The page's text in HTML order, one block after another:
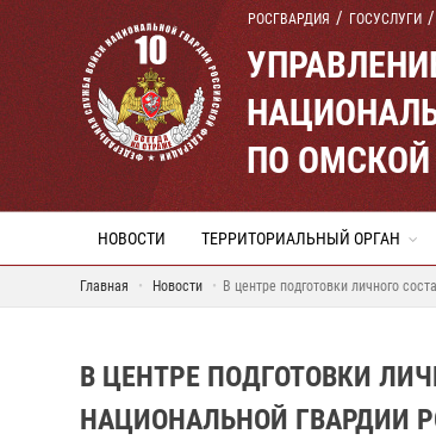
РОСГВАРДИЯ ГОСУСЛУГИ
ПО
НОВОСТИ ТЕРРИТОРИАЛЬНЫЙ ОРГАН
Главная Новости В центре подготовки личного
В ЦЕНТРЕ ПОДГОТОВКИ
НАЦИОНАЛЬНОЙ ГВАРДИИ